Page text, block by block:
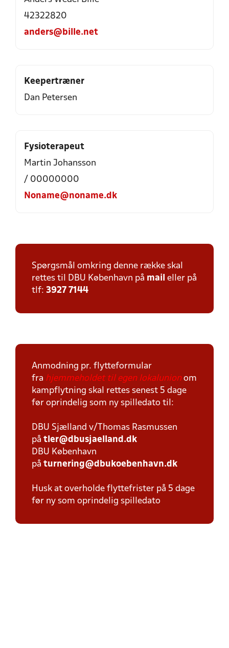
42322820
anders@bille.net
Keepertræner
Dan Petersen
Fysioterapeut
Martin Johansson
/ 00000000
Noname@noname.dk
Spørgsmål omkring denne række skal
rettes til DBU København på mail eller på
tlf: 3927 7144
Anmodning pr. flytteformular
fra hjemmeholdet til egen lokalunionom
kampflytning skal rettes senest 5 dage
før oprindelig som ny spilledato til:
DBU Sjælland v/Thomas Rasmussen
på tler@dbusjaelland.dk
DBU København
på turnering@dbukoebenhavn.dk
Husk at overholde flyttefrister på 5 dage
før ny som oprindelig spilledato